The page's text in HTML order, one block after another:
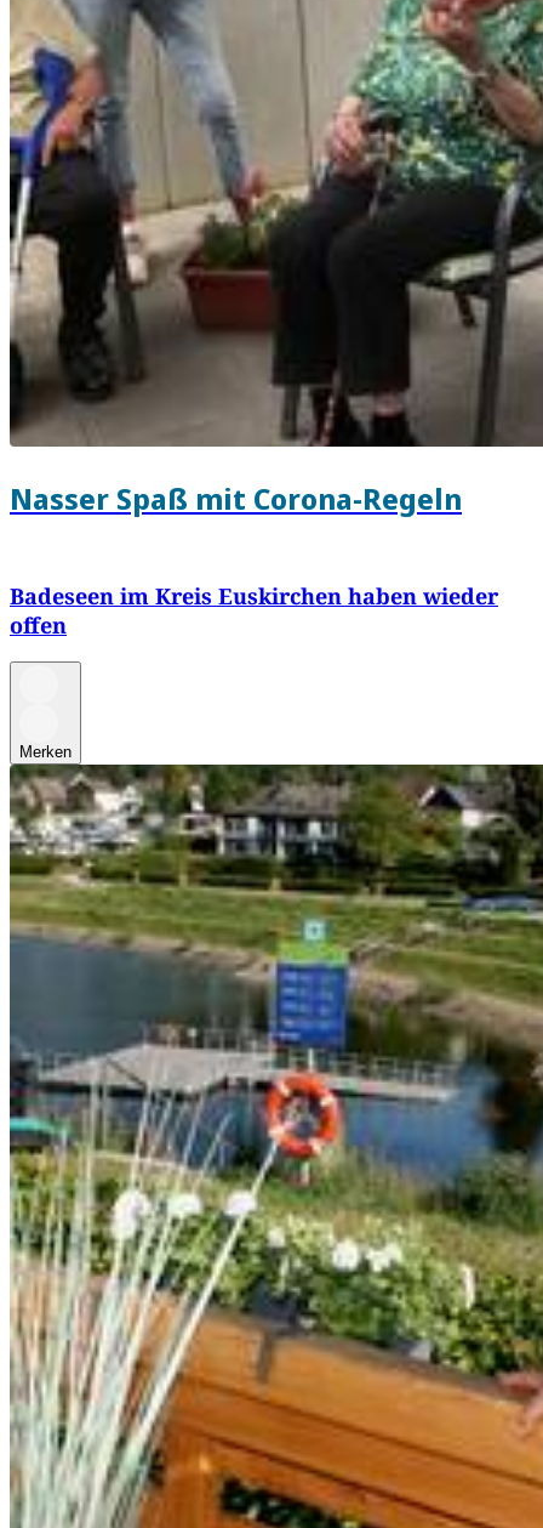
Nasser Spaß mit Corona-Regeln
Badeseen im Kreis Euskirchen haben wieder
offen
Merken